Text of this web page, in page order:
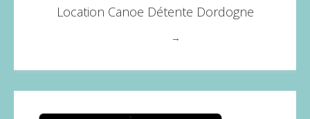
Location Canoe Détente Dordogne
→